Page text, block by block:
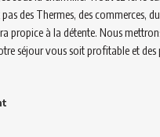
des Thermes, des commerces,
propice à la détente. Nous
séjour vous soit profitable et des